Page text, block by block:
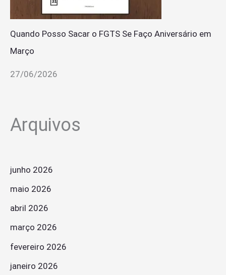
Quando Posso Sacar o FGTS Se Faço Aniversário em
Março
27/06/2026
Arquivos
junho 2026
maio 2026
abril 2026
março 2026
fevereiro 2026
janeiro 2026